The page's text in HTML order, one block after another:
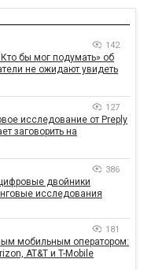
142
бы мог подумать» об
не ожидают увидеть
127
исследование от Preply
заговорить на
386
двойники
исследования
181
мобильным оператором:
AT&T и T-Mobile